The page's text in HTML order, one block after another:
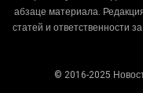
абзаце материала.
статей и ответственности
© 2016-2025